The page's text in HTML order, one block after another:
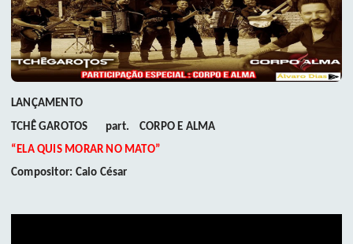
LANÇAMENTO
TCHÊ GAROTOS part. CORPO E ALMA
“ELA QUIS MORAR NO MATO”
Compositor: Caio César